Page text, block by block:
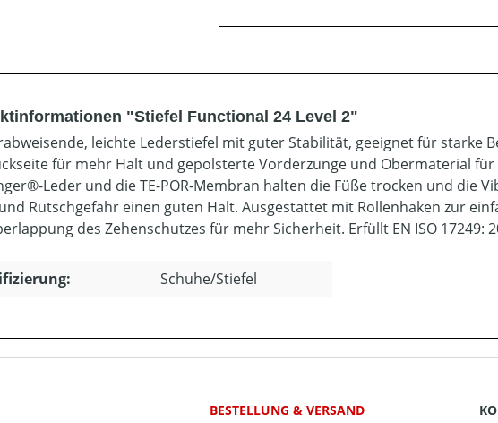
"Stiefel Functional 24 Level 2"
leichte Lederstiefel mit guter Stabilität, geeignet für starke
für mehr Halt und gepolsterte Vorderzunge und Obermaterial
Leder und die TE-POR-Membran halten die Füße trocken und die
Rutschgefahr einen guten Halt. Ausgestattet mit Rollenhaken zur
des Zehenschutzes für mehr Sicherheit. Erfüllt EN ISO 17249:
Schuhe/Stiefel
BESTELLUNG & VERSAND